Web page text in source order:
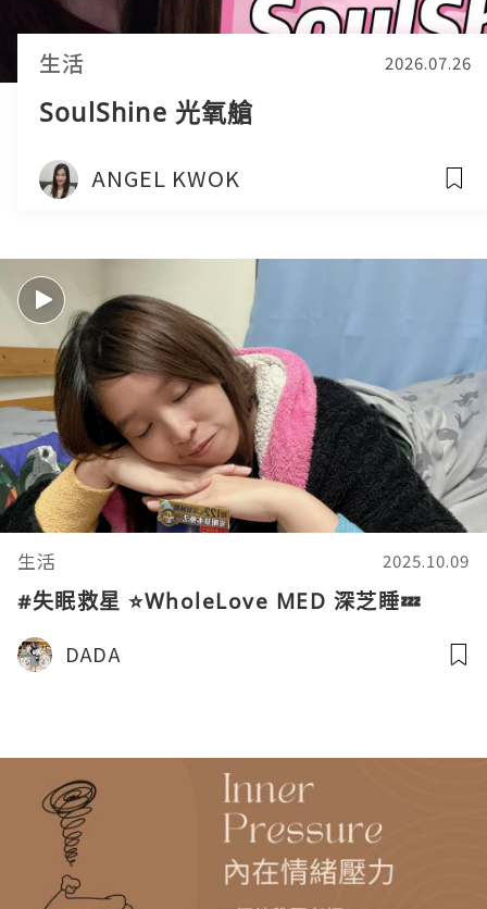
生活 2026.07.26
SoulShine 光氧艙
ANGEL KWOK
生活 2025.10.09
#失眠救星 ⭐WholeLove MED 深芝睡💤
DADA